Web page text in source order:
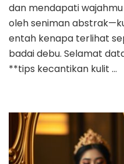
dan mendapati
oleh seniman
entah kenapa terlihat
badai debu. Selamat
**tips kecantikan kulit …